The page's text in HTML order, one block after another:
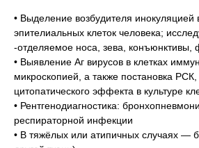
• Выделение возбудителя инокуляцией
эпителиальных клеток человека;
-отделяемое носа, зева, конъюнктивы,
• Выявление Аг вирусов в клетках
микроскопией, а также постановка
цитопатического эффекта в культуре
• Рентгенодиагностика:
респираторной инфекции
• В тяжёлых или атипичных случаях —